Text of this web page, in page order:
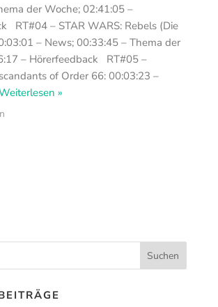
der Woche; 02:41:05 –
RT#04 – STAR WARS: Rebels (Die
– News; 00:33:45 – Thema der
– Hörerfeedback RT#05 –
of Order 66: 00:03:23 –
»